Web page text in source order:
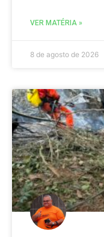
VER MATÉRIA »
8 de agosto de 2026